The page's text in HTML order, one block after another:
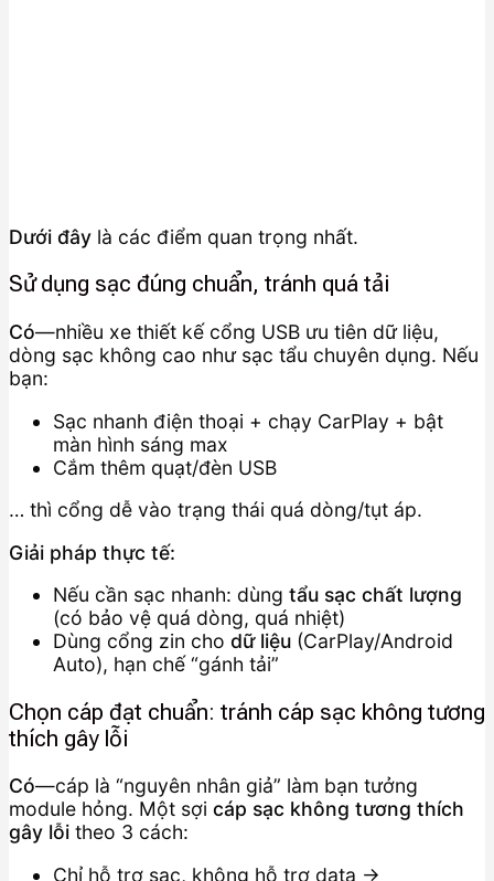
Dưới đây là các điểm quan trọng nhất.
Sử dụng sạc đúng chuẩn, tránh quá tải
Có—nhiều xe thiết kế cổng USB ưu tiên dữ liệu,
dòng sạc không cao như sạc tẩu chuyên dụng. Nếu
bạn:
Sạc nhanh điện thoại + chạy CarPlay + bật
màn hình sáng max
Cắm thêm quạt/đèn USB
… thì cổng dễ vào trạng thái quá dòng/tụt áp.
Giải pháp thực tế:
Nếu cần sạc nhanh: dùng tẩu sạc chất lượng
(có bảo vệ quá dòng, quá nhiệt)
Dùng cổng zin cho dữ liệu (CarPlay/Android
Auto), hạn chế “gánh tải”
Chọn cáp đạt chuẩn: tránh cáp sạc không tương
thích gây lỗi
Có—cáp là “nguyên nhân giả” làm bạn tưởng
module hỏng. Một sợi cáp sạc không tương thích
gây lỗi theo 3 cách:
Chỉ hỗ trợ sạc, không hỗ trợ data →